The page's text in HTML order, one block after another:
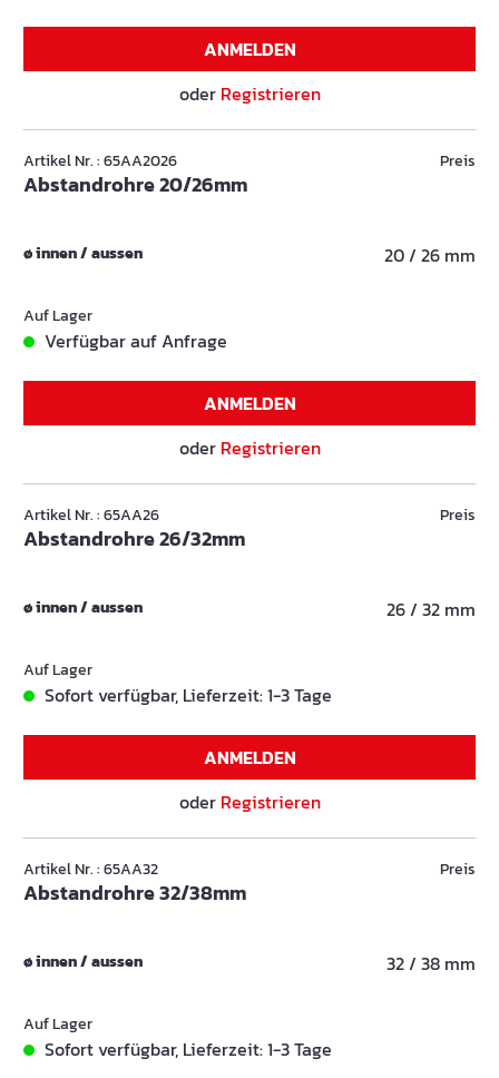
ANMELDEN
oder Registrieren
Artikel Nr. : 65AA2026
Abstandrohre 20/26mm
Preis
ø innen / aussen 20 / 26 mm
Auf Lager
Verfügbar auf Anfrage
ANMELDEN
oder Registrieren
Artikel Nr. : 65AA26
Abstandrohre 26/32mm
Preis
ø innen / aussen 26 / 32 mm
Auf Lager
Sofort verfügbar, Lieferzeit: 1-3 Tage
ANMELDEN
oder Registrieren
Artikel Nr. : 65AA32
Abstandrohre 32/38mm
Preis
ø innen / aussen 32 / 38 mm
Auf Lager
Sofort verfügbar, Lieferzeit: 1-3 Tage